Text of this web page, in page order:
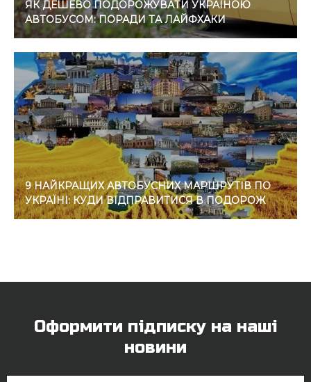
ЯК ДЕШЕВО ПОДОРОЖУВАТИ УКРАЇНОЮ
АВТОБУСОМ: ПОРАДИ ТА ЛАЙФХАКИ
9 НАЙКРАЩИХ АВТОБУСНИХ МАРШРУТІВ ПО
УКРАЇНІ: КУДИ ВІДПРАВИТИСЯ В ПОДОРОЖ
Оформити підписку на наші
новини